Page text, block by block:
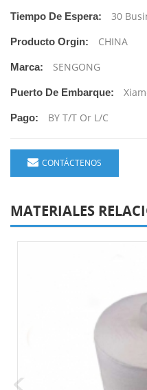
Tiempo De Espera: 30
Producto Orgin: CHINA
Marca: SENGONG
Puerto De Embarque:
Pago: BY T/T Or L/C
CONTÁCTENOS
MATERIALES